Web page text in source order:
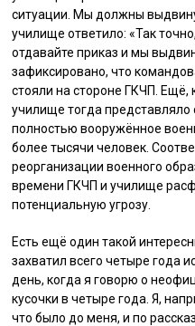
ситуации. Мы должны
училище ответило: «Так
отдавайте приказ и мы
зафиксировано, что
стояли на стороне ГКЧП. Ещё,
училище тогда
полностью вооружённое
более тысячи человек.
реорганизации военного
времени ГКЧП и училище
потенциальную угрозу.
Есть ещё один такой
захватил всего четыре года
день, когда я говорю о
кусочки в четыре года. Я,
что было до меня, и по